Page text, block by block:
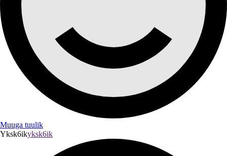
Muuga tuulik
Yksk6ikyksk6ik